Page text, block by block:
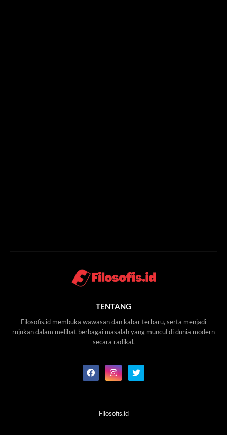
TENTANG
Filosofis.id membuka wawasan dan kabar terbaru, serta menjadi
rujukan dalam melihat berbagai masalah yang muncul di dunia modern
secara radikal.
Filosofis.id